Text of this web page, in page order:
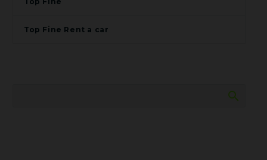
Top Fine Rent a car